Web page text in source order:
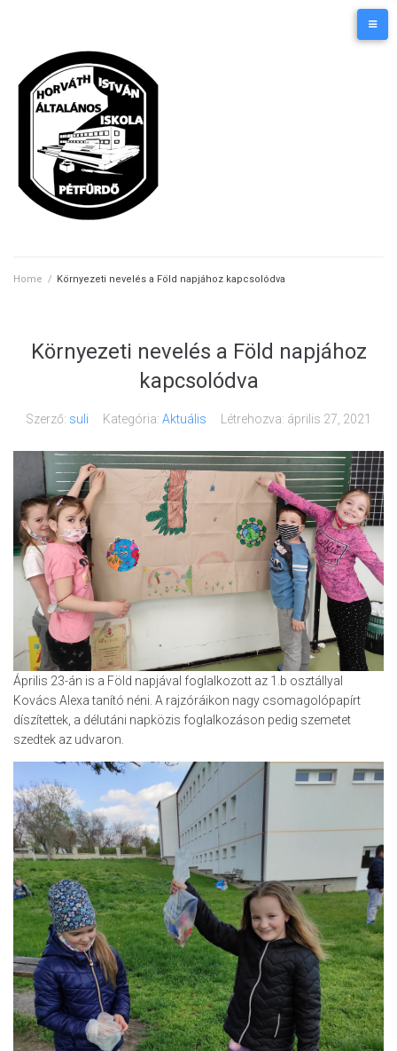
Home / Környezeti nevelés a Föld napjához kapcsolódva
Környezeti nevelés a Föld napjához
kapcsolódva
Szerző: suli Kategória: Aktuális Létrehozva: április 27, 2021
Április 23-án is a Föld napjával foglalkozott az 1.b osztállyal
Kovács Alexa tanító néni. A rajzóráikon nagy csomagolópapírt
díszítettek, a délutáni napközis foglalkozáson pedig szemetet
szedtek az udvaron.